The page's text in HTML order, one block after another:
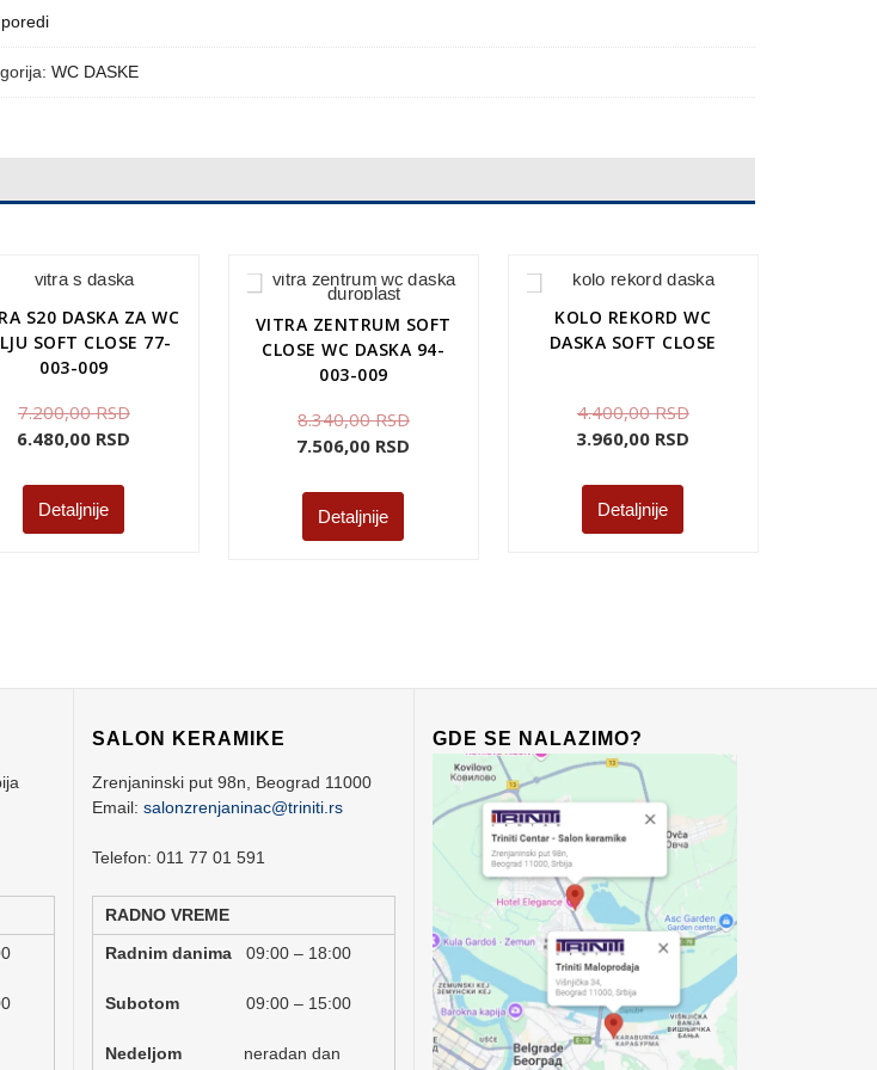
WC DASKE
S20 DASKA ZA WC
SOFT CLOSE 77-
003-009
7.200,00RSD
6.480,00 RSD
Detaljnije
VITRA ZENTRUM SOFT
CLOSE WC DASKA 94-
003-009
8.340,00RSD
7.506,00 RSD
Detaljnije
KOLO REKORD WC
DASKA SOFT CLOSE
4.400,00RSD
3.960,00 RSD
Detaljnije
SALON KERAMIKE
Zrenjaninski put 98n, Beograd 11000
Email: salonzrenjaninac@triniti.rs
Telefon: 011 77 01 591
RADNO VREME
Radnim danima 09:00 – 18:00
Subotom 09:00 – 15:00
Nedeljom neradan dan
GDE SE NALAZIMO?